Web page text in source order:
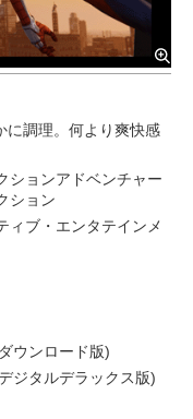
に調理。何より爽快感
ションアドベンチャー
ション
ィブ・エンタテインメ
ウンロード版)
ジタルデラックス版)